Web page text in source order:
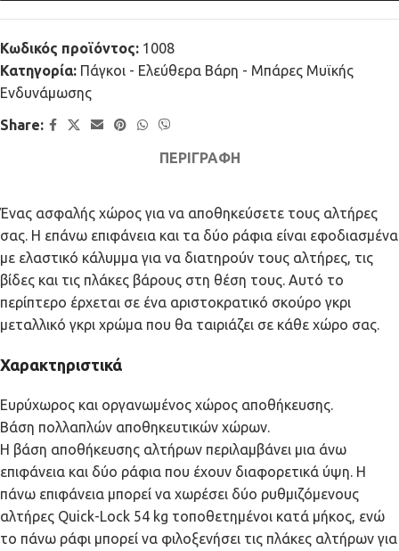
Κωδικός προϊόντος: 1008
Κατηγορία: Πάγκοι - Ελεύθερα Βάρη - Μπάρες Μυϊκής
Ενδυνάμωσης
Share:
ΠΕΡΙΓΡΑΦΉ
Ένας ασφαλής χώρος για να αποθηκεύσετε τους αλτήρες
σας. Η επάνω επιφάνεια και τα δύο ράφια είναι εφοδιασμένα
με ελαστικό κάλυμμα για να διατηρούν τους αλτήρες, τις
βίδες και τις πλάκες βάρους στη θέση τους. Αυτό το
περίπτερο έρχεται σε ένα αριστοκρατικό σκούρο γκρι
μεταλλικό γκρι χρώμα που θα ταιριάζει σε κάθε χώρο σας.
Χαρακτηριστικά
Ευρύχωρος και οργανωμένος χώρος αποθήκευσης.
Βάση πολλαπλών αποθηκευτικών χώρων.
Η βάση αποθήκευσης αλτήρων περιλαμβάνει μια άνω
επιφάνεια και δύο ράφια που έχουν διαφορετικά ύψη. Η
πάνω επιφάνεια μπορεί να χωρέσει δύο ρυθμιζόμενους
αλτήρες Quick-Lock 54 kg τοποθετημένοι κατά μήκος, ενώ
το πάνω ράφι μπορεί να φιλοξενήσει τις πλάκες αλτήρων για